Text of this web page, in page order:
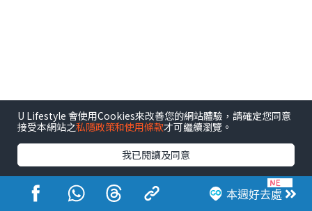
本週好去處
U Lifestyle 會使用Cookies來改善您的網站體驗，請確定您同意
接受本網站之私隱政策和使用條款才可繼續瀏覽。
我已閱讀及同意